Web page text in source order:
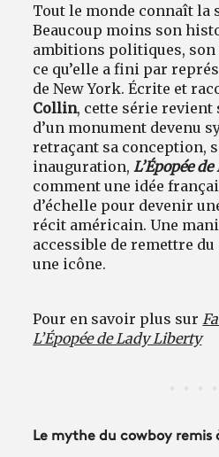
Tout le monde connaît la
Beaucoup moins son
ambitions politiques, son
ce qu’elle a fini par
de New York. Écrite et
Collin, cette série revient
d’un monument devenu
retraçant sa conception,
inauguration, L’Épopée
comment une idée
d’échelle pour devenir
récit américain. Une
accessible de remettre
une icône.
Pour en savoir plus sur
L’Épopée de Lady Liberty
Le mythe du cowboy remis